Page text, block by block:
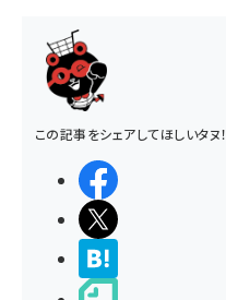
この記事をシェアしてほしいタヌ！